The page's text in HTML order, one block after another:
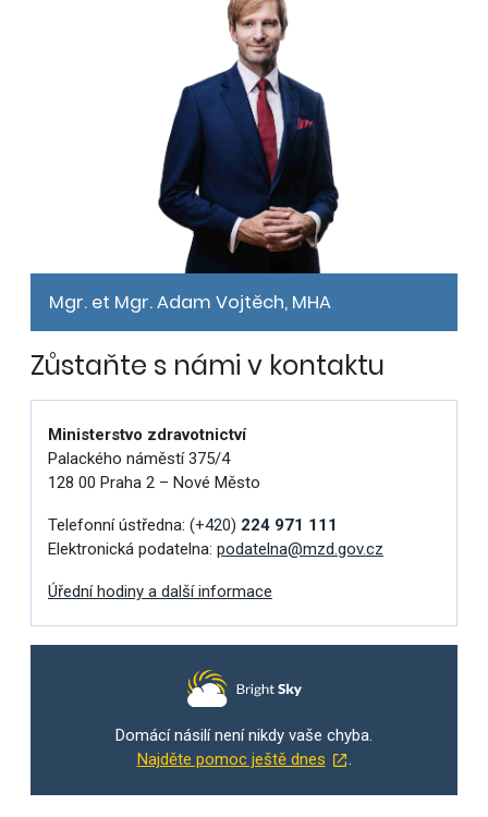
Mgr. et Mgr. Adam Vojtěch, MHA
Zůstaňte s námi v kontaktu
Ministerstvo zdravotnictví
Palackého náměstí 375/4
128 00 Praha 2 – Nové Město
Telefonní ústředna: (+420) 224 971 111
Elektronická podatelna: podatelna@mzd.gov.cz
Úřední hodiny a další informace
Domácí násilí není nikdy vaše chyba.
Najděte pomoc ještě dnes